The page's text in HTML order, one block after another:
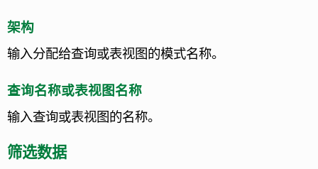
架构
输入分配给查询或表视图的模式名称。
查询名称或表视图名称
输入查询或表视图的名称。
筛选数据